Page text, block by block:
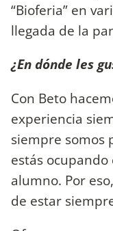
“Bioferia” en
llegada de la
¿En dónde les
Con Beto
experiencia
siempre somos
estás
alumno. Por
de estar